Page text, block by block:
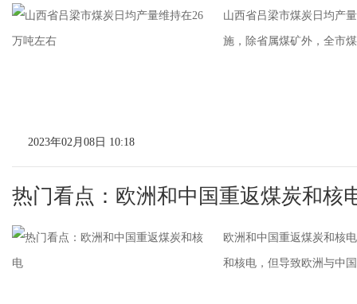
山西省吕梁市煤炭日均产
施，除省属煤矿外，全市
2023年02月08日 10:18
热门看点：欧洲和中国重返煤炭和核
欧洲和中国重返煤炭和核
和核电，但导致欧洲与中